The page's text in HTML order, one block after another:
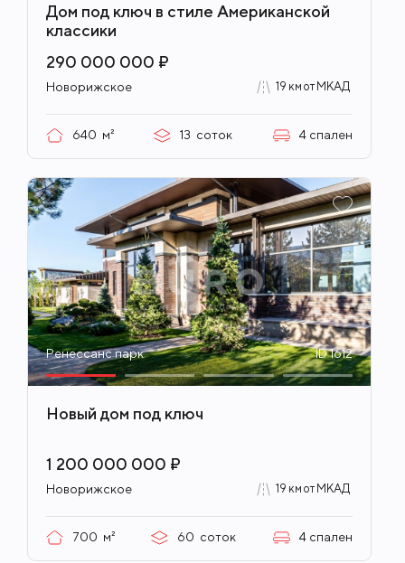
Дом под ключ в стиле Американской
классики
290 000 000 ₽
Новорижское 19 км от МКАД
640 м² 13 соток 4 спален
Ренессанс парк ID 1612
Новый дом под ключ
1 200 000 000 ₽
Новорижское 19 км от МКАД
700 м² 60 соток 4 спален